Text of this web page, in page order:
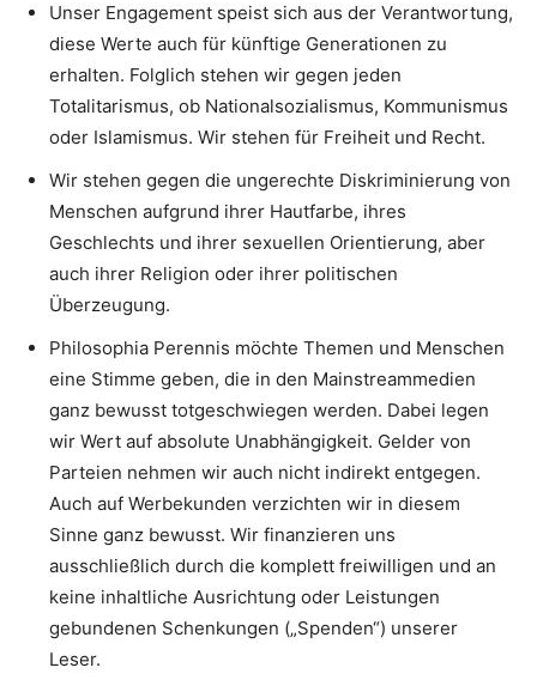
Unser Engagement speist sich aus der Verantwortung,
diese Werte auch für künftige Generationen zu
erhalten. Folglich stehen wir gegen jeden
Totalitarismus, ob Nationalsozialismus, Kommunismus
oder Islamismus. Wir stehen für Freiheit und Recht.
Wir stehen gegen die ungerechte Diskriminierung von
Menschen aufgrund ihrer Hautfarbe, ihres
Geschlechts und ihrer sexuellen Orientierung, aber
auch ihrer Religion oder ihrer politischen
Überzeugung.
Philosophia Perennis möchte Themen und Menschen
eine Stimme geben, die in den Mainstreammedien
ganz bewusst totgeschwiegen werden. Dabei legen
wir Wert auf absolute Unabhängigkeit. Gelder von
Parteien nehmen wir auch nicht indirekt entgegen.
Auch auf Werbekunden verzichten wir in diesem
Sinne ganz bewusst. Wir finanzieren uns
ausschließlich durch die komplett freiwilligen und an
keine inhaltliche Ausrichtung oder Leistungen
gebundenen Schenkungen („Spenden“) unserer
Leser.